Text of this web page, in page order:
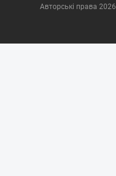
Авторські права 2026